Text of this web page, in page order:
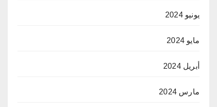
يونيو 2024
مايو 2024
أبريل 2024
مارس 2024